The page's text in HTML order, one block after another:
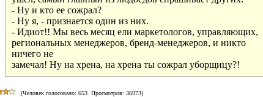
- Ну и кто ее сожрал?
- Ну я, - признается один из них.
- Идиот!! Мы весь месяц ели маркетологов, управляющих,
региональных менеджеров, бренд-менеджеров, и никто
ничего не
замечал! Ну на хрена, на хрена ты сожрал уборщицу?!
(Человек голосовало: 653 . Просмотров: 36973)